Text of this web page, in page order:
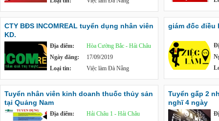
CTY BĐS INCOMREAL tuyển dụng nhân viên
KD.
Địa điểm:
Hòa Cường Bắc - Hải Châu
Ngày đăng:
17/09/2019
Loại tin:
Việc làm Đà Nẵng
giám đốc điều
Tuyển nhân viên kinh doanh thuốc thủy sản
tại Quảng Nam
Địa điểm:
Hải Châu 1 - Hải Châu
Tuyển gấp 2
nghĩ 4 ngày